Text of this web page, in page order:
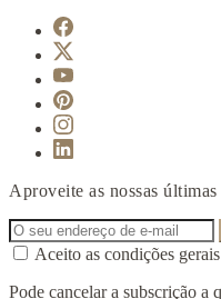
Aproveite as nossas
Aceito as condições
Pode cancelar a subscrição a